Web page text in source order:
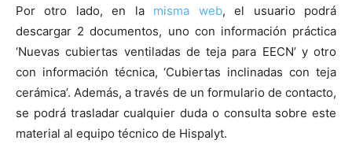
Por otro lado, en la misma web, el usuario podrá
descargar 2 documentos, uno con información práctica
‘Nuevas cubiertas ventiladas de teja para EECN’ y otro
con información técnica, ‘Cubiertas inclinadas con teja
cerámica’. Además, a través de un formulario de contacto,
se podrá trasladar cualquier duda o consulta sobre este
material al equipo técnico de Hispalyt.